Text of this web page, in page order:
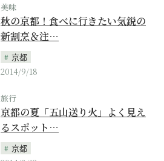
美味
秋の京都！食べに行きたい気鋭の
新割烹＆注…
京都
2014/9/18
旅行
京都の夏「五山送り火」よく見え
るスポット…
京都